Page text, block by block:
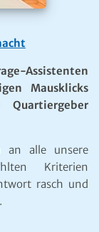
und IOS zur
Aufenthalt im
App sowohl im
Store kostenlos